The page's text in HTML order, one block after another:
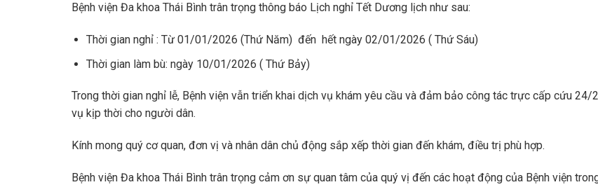
Bệnh viện Đa khoa Thái Bình trân trọng thông báo Lịch nghỉ Tết Dương lịch như sau:
Thời gian nghỉ : Từ 01/01/2026 (Thứ Năm) đến hết ngày 02/01/2026 ( Thứ Sáu)
Thời gian làm bù: ngày 10/01/2026 ( Thứ Bảy)
Trong thời gian nghỉ lễ, Bệnh viện vẫn triển khai dịch vụ khám yêu cầu và đảm bảo công tác trực cấp cứu 24/
vụ kịp thời cho người dân.
Kính mong quý cơ quan, đơn vị và nhân dân chủ động sắp xếp thời gian đến khám, điều trị phù hợp.
Bệnh viện Đa khoa Thái Bình trân trọng cảm ơn sự quan tâm của quý vị đến các hoạt động của Bệnh viện